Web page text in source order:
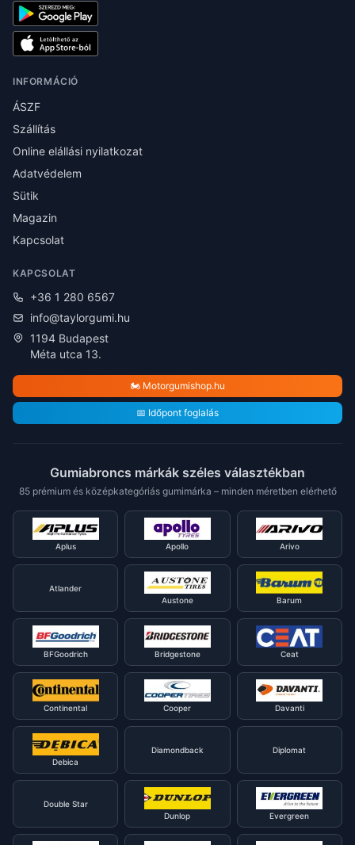
INFORMÁCIÓ
ÁSZF
Szállítás
Online elállási nyilatkozat
Adatvédelem
Sütik
Magazin
Kapcsolat
KAPCSOLAT
+36 1 280 6567
info@taylorgumi.hu
1194 Budapest
Méta utca 13.
🏍️ Motorgumishop.hu
📅 Időpont foglalás
Gumiabroncs márkák széles választékban
85 prémium és középkategóriás gumimárka – minden méretben elérhető
Aplus Apollo Arivo
Atlander
Austone
Barum
BFGoodrich Bridgestone Ceat
Continental Cooper Davanti
Debica
Diamondback Diplomat
Double Star
Dunlop
Evergreen